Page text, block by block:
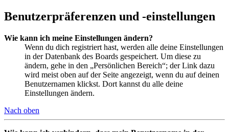
Benutzerpräferenzen und -einstellungen
Wie kann ich meine Einstellungen ändern?
Wenn du dich registriert hast, werden alle deine Einstellungen
in der Datenbank des Boards gespeichert. Um diese zu
ändern, gehe in den „Persönlichen Bereich“; der Link dazu
wird meist oben auf der Seite angezeigt, wenn du auf deinen
Benutzernamen klickst. Dort kannst du alle deine
Einstellungen ändern.
Nach oben